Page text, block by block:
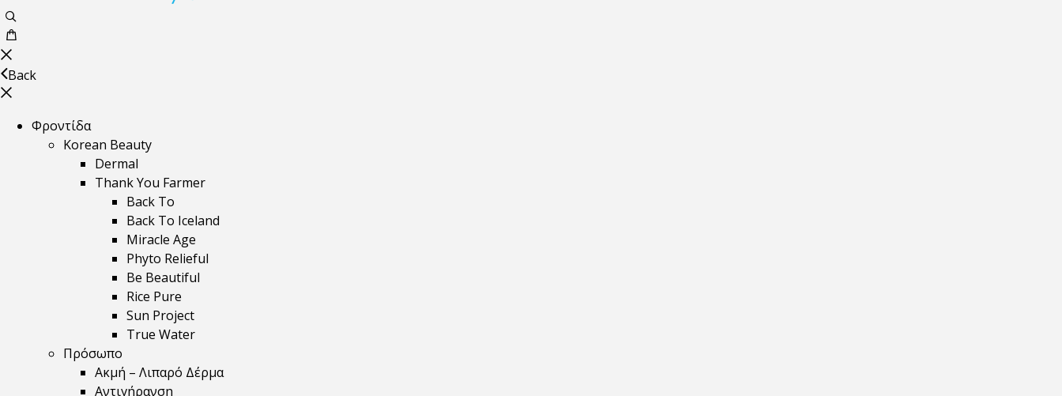
Back
Φροντίδα
Korean Beauty
Dermal
Thank You Farmer
Back To
Back To Iceland
Miracle Age
Phyto Relieful
Be Beautiful
Rice Pure
Sun Project
True Water
Πρόσωπο
Ακμή – Λιπαρό Δέρμα
Αντιγήρανση